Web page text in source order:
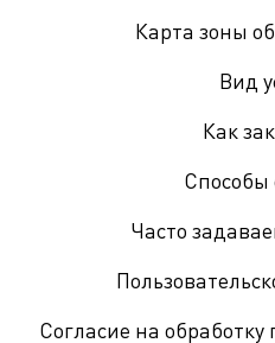
Карта зоны
Вид
Как
Способы
Часто
Согласие на